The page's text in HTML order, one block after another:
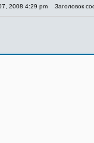
2008 4:29 pm Заголовок